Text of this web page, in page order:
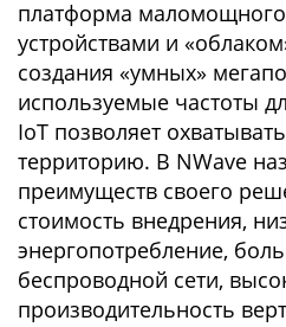
платформа
устройствами и
создания «умных»
используемые частоты
IoT позволяет
территорию. В NWave
преимуществ своего
стоимость внедрения,
энергопотребление,
беспроводной сети,
производительность